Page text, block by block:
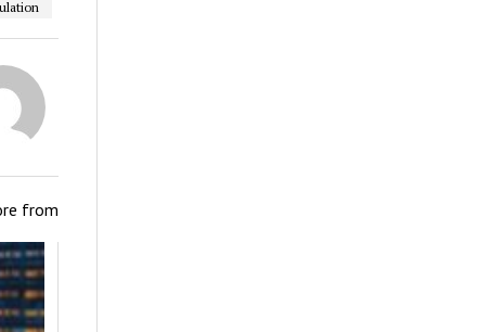
from